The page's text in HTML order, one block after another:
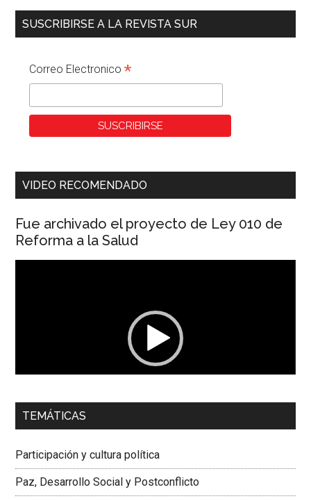
SUSCRIBIRSE A LA REVISTA SUR
Correo Electronico*
VIDEO RECOMENDADO
Fue archivado el proyecto de Ley 010 de
Reforma a la Salud
00:00 01:04
Dra. Carolina Corcho Mejía,Presidenta Corporación
Colombiana
TEMÁTICAS
Participación y cultura política
Paz, Desarrollo Social y Postconflicto